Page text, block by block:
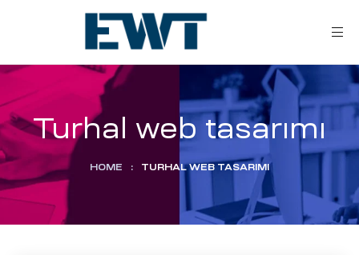
Turhal web tasarımı
HOME : TURHAL WEB TASARIMI